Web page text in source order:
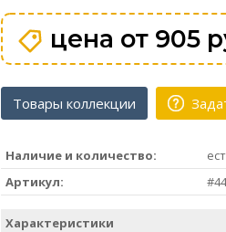
цена от 905
Товары коллекции
Наличие и количество:
Артикул:
Характеристики